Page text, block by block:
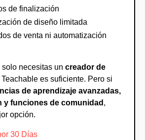
de finalización
de diseño limitada
de venta ni automatización
solo necesitas un creador de
Teachable es suficiente. Pero si
de aprendizaje avanzadas,
y funciones de comunidad ,
opción.
30 Días